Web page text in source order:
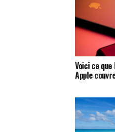
Voici ce
Apple